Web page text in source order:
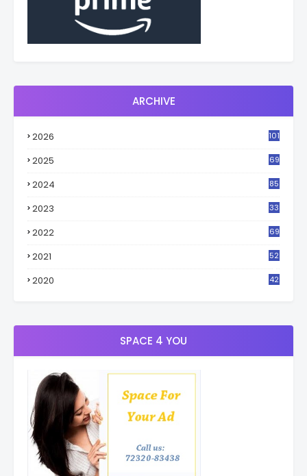
ARCHIVE
2026 101
2025 69
2024 85
2023
33
2022 69
2021
52
2020
42
SPACE 4 YOU